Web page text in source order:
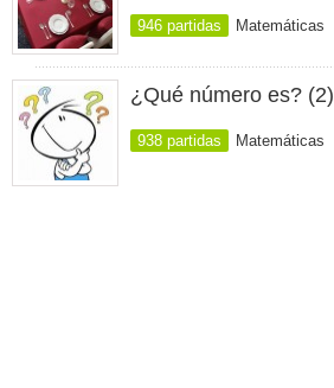
946 partidas Matemáticas
¿Qué número es? (2)
938 partidas Matemáticas